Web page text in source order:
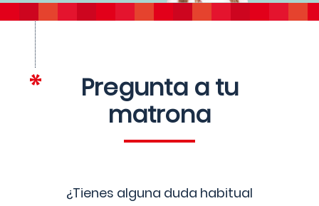
Pregunta a tu
matrona
¿Tienes alguna duda habitual